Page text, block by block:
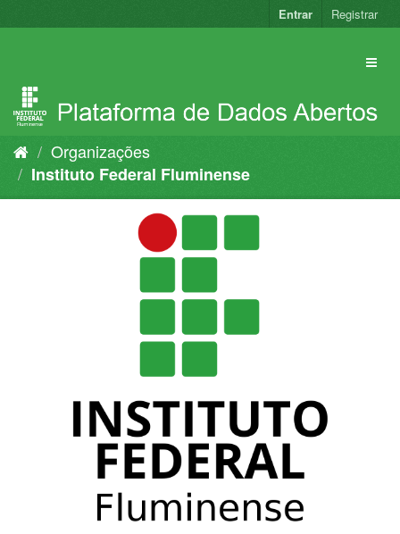
para
Entrar Registrar
Organizações
Instituto Federal Fluminense